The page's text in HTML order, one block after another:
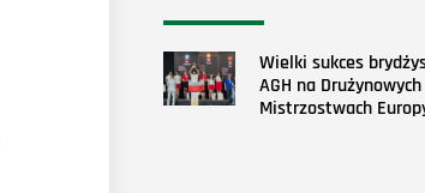
Wielki sukces
AGH na Drużynowych
Mistrzostwach